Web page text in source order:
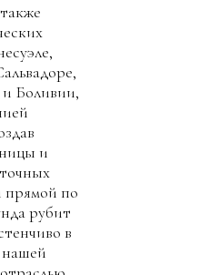
Боливии,
и
прямой по
рубит
в
нашей